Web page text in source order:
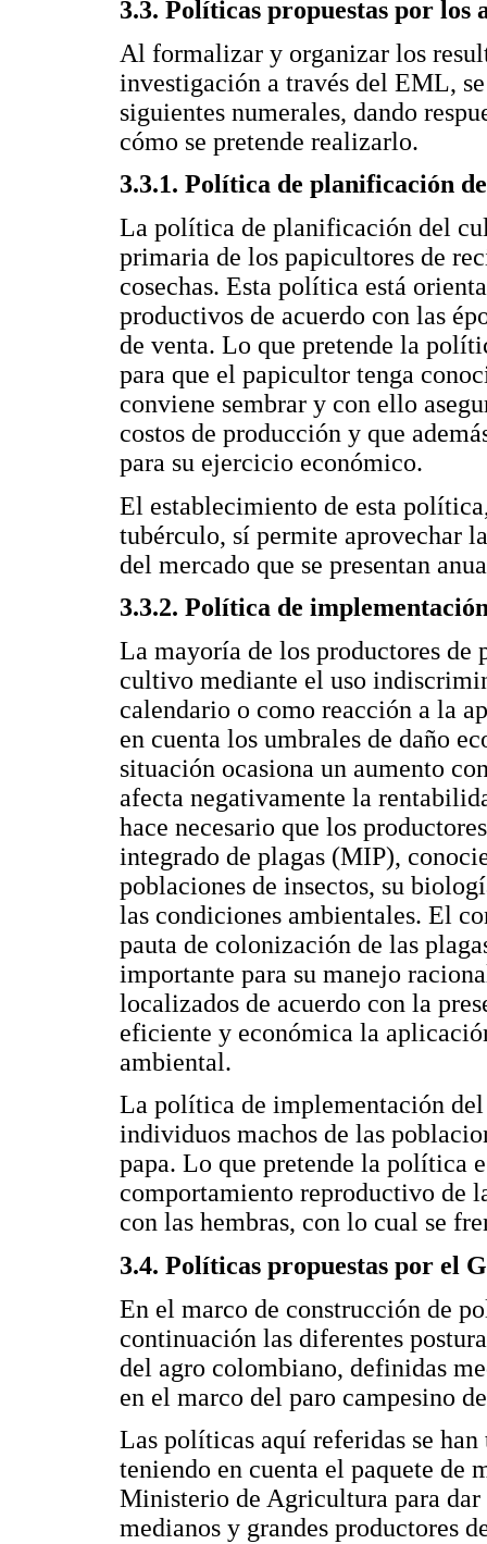
3.3. Políticas propuestas por los
Al formalizar y organizar los
investigación a través del EML,
siguientes numerales, dando
cómo se pretende realizarlo.
3.3.1. Política de planificación
La política de planificación del
primaria de los papicultores de
cosechas. Esta política está
productivos de acuerdo con las
de venta. Lo que pretende la
para que el papicultor tenga
conviene sembrar y con ello
costos de producción y que
para su ejercicio económico.
El establecimiento de esta
tubérculo, sí permite aprovechar
del mercado que se presentan
3.3.2. Política de
La mayoría de los productores de
cultivo mediante el uso
calendario o como reacción a la
en cuenta los umbrales de daño
situación ocasiona un aumento
afecta negativamente la
hace necesario que los
integrado de plagas (MIP),
poblaciones de insectos, su
las condiciones ambientales. El
pauta de colonización de las
importante para su manejo
localizados de acuerdo con la
eficiente y económica la
ambiental.
La política de implementación
individuos machos de las
papa. Lo que pretende la política
comportamiento reproductivo de
con las hembras, con lo cual se
3.4. Políticas propuestas por el
En el marco de construcción de
continuación las diferentes
del agro colombiano, definidas
en el marco del paro campesino
Las políticas aquí referidas se
teniendo en cuenta el paquete de
Ministerio de Agricultura para dar
medianos y grandes productores